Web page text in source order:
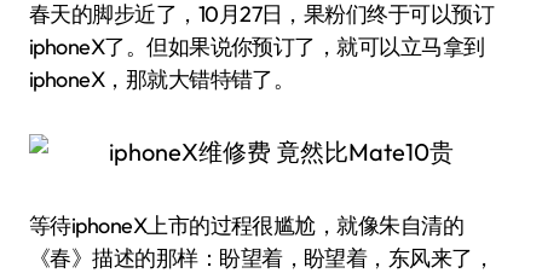
春天的脚步近了，10月27日，果粉们终于可以预订
iphoneX了。但如果说你预订了，就可以立马拿到
iphoneX，那就大错特错了。
等待iphoneX上市的过程很尴尬，就像朱自清的
《春》描述的那样：盼望着，盼望着，东风来了，